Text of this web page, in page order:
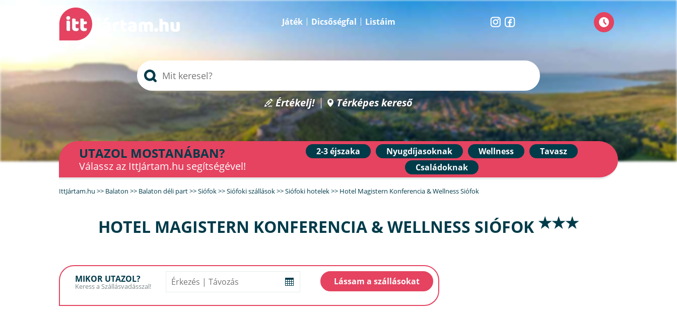
Játék Dicsőségfal Listáim
Értékelj! Térképes kereső
UTAZOL MOSTANÁBAN?
Válassz az IttJártam.hu segítségével!
2-3 éjszaka Nyugdíjasoknak Wellness
Tavasz
Családoknak
IttJártam.hu >> Balaton >> Balaton déli part>>Siófok>>Siófoki szállások>>Siófoki hotelek>> Hotel Magistern Konferencia & Wellness Siófok
HOTEL MAGISTERN KONFERENCIA & WELLNESS SIÓFOK ★★★
MIKOR UTAZOL?